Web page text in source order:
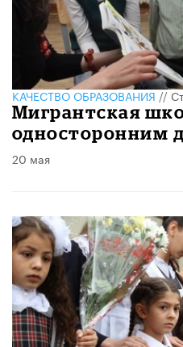
КАЧЕСТВО ОБРАЗОВАНИЯ//
Мигрантская
односторонним
20 мая